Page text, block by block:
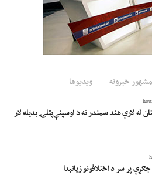
مشهور خبرونه ویدیوها
له لارې هند سمندر ته د اوسپنې‌پټلۍ بدیله لار
پر سر د اختلافونو زیاتېدا